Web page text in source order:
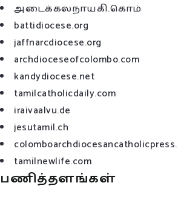
அடைக்கலநாயகி.கொம்
battidiocese.org
jaffnarcdiocese.org
archdioceseofcolombo.com
kandydiocese.net
tamilcatholicdaily.com
iraivaalvu.de
jesutamil.ch
tamilnewlife.com
பணித்தளங்கள்